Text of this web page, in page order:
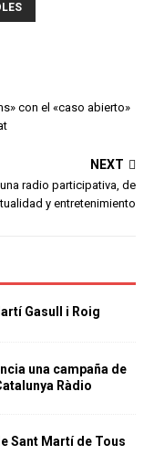
con el «caso abierto»
NEXT
radio participativa, de
y entretenimiento
Gasull i Roig
una campaña de
Ràdio
Sant Martí de Tous